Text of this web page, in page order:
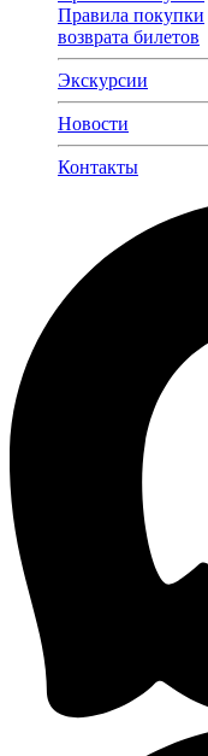
Правила покупки
возврата билетов
Экскурсии
Новости
Контакты